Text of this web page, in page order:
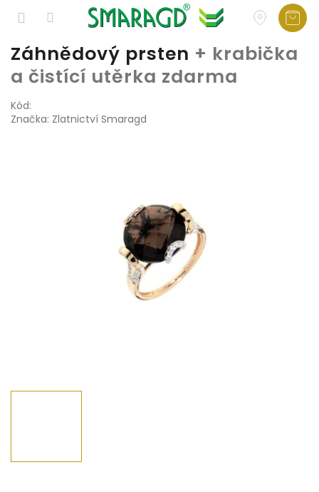
Přejít
na
obsah
Záhnědový prsten + krabička
a čistící utěrka zdarma
Kód:
Značka: Zlatnictví Smaragd